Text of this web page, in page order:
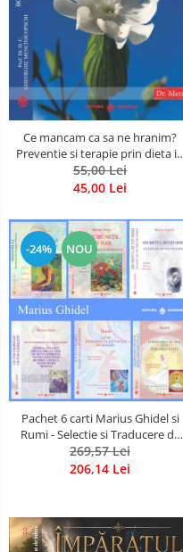
Ce mancam ca sa ne hranim?
Preventie si terapie prin dieta in
bolile cardiovasculare si in
diabetul zaharat
55,00 Lei
45,00 Lei
-24% NOU
Pachet 6 carti Marius Ghidel si
Rumi - Selectie si Traducere de
Marius Ghidel
269,57 Lei
206,14 Lei